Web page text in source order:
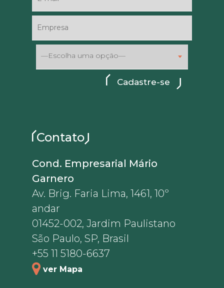
—Escolha uma opção—
Contato
Cond. Empresarial Mário
Garnero
Av. Brig. Faria Lima, 1461, 10º
andar
01452-002, Jardim Paulistano
São Paulo, SP, Brasil
+55 11 5180-6637
ver Mapa